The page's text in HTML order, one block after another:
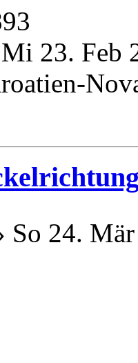
Mi 23. Feb
So 24.